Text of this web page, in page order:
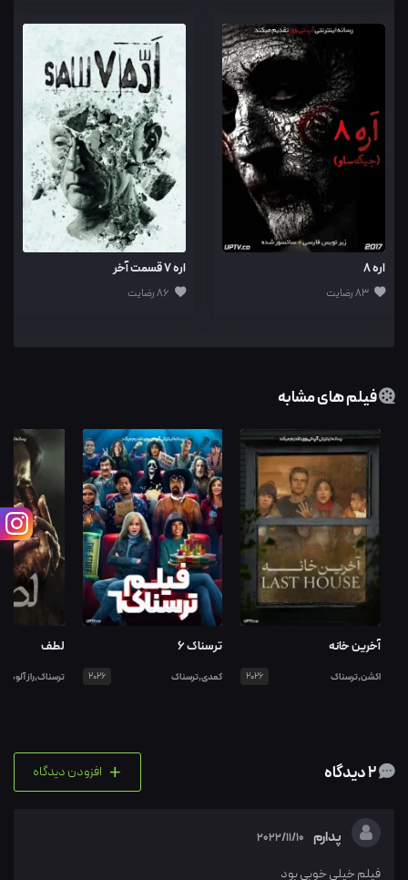
اره 8 اره ۷ قسمت آخر
فیلم های مشابه
آخرین خانه
اکشن,ترسناک 2026
ترسناک ۶
کمدی,ترسناک 2026
لطف
ترسناک,راز آلود
+ افزودن دیدگاه
پدارم 2022/11/10
فیلم خیلی خوبی بود